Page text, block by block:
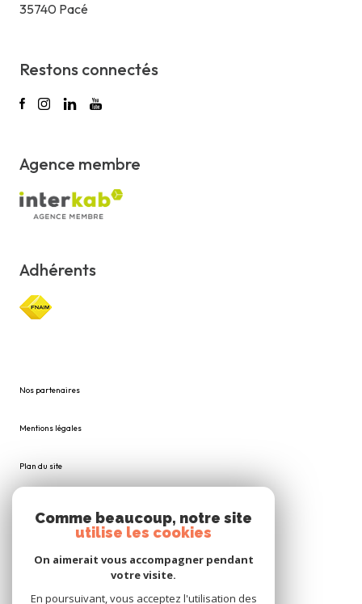
35740 Pacé
Restons connectés
Agence membre
Adhérents
Nos partenaires
Mentions légales
Plan du site
Comme beaucoup, notre site
utilise les cookies
On aimerait vous accompagner pendant
votre visite.
En poursuivant, vous acceptez l'utilisation des